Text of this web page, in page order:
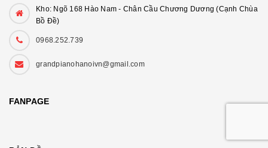
Kho: Ngõ 168 Hào Nam - Chân Cầu Chương Dương (Cạnh Chùa
Bồ Đề)
0968.252.739
grandpianohanoivn@gmail.com
FANPAGE